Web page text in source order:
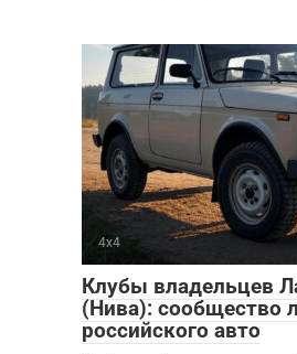
4х4
Клубы владельцев
(Нива): сообщество
российского авто